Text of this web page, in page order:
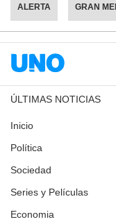
ALERTA GRAN
ÚLTIMAS NOTICIAS
Inicio
Política
Sociedad
Series y Películas
Economia